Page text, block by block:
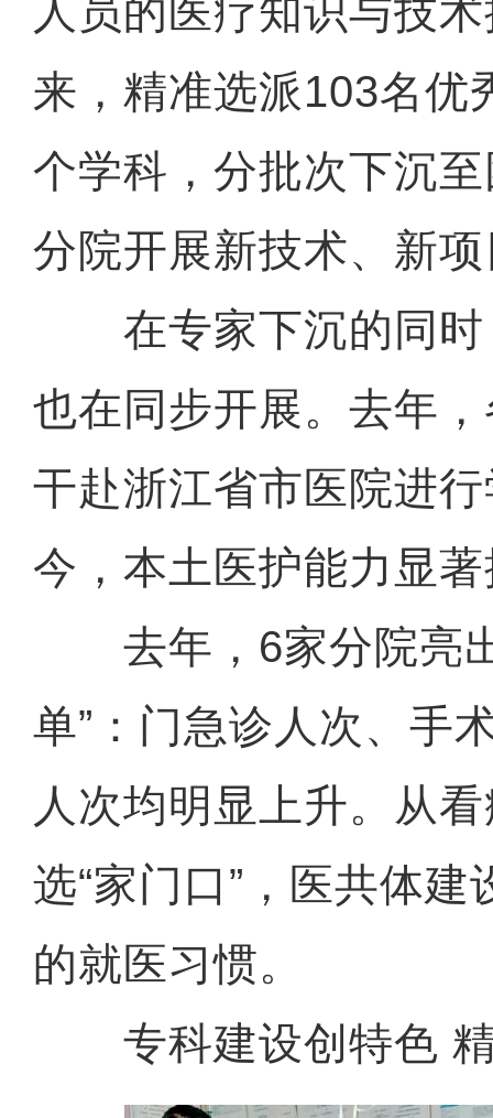
人员的医疗知识与技
来，精准选派103名优
个学科，分批次下沉
分院开展新技术、新
在专家下沉的同时
也在同步开展。去年
干赴浙江省市医院进
今，本土医护能力显
去年，6家分院亮出
单”：门急诊人次、手
人次均明显上升。从看
选“家门口”，医共体
的就医习惯。
专科建设创特色 精